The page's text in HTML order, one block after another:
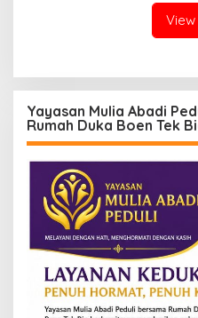
Yayasan Mulia Abadi
Rumah Duka Boen Tek